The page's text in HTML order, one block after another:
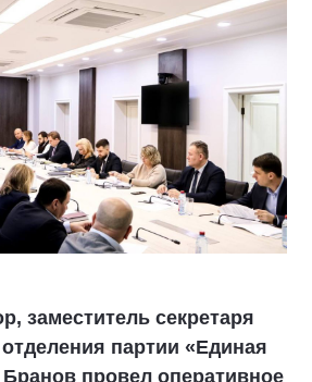
заместитель секретаря
партии «Единая
провел оперативное